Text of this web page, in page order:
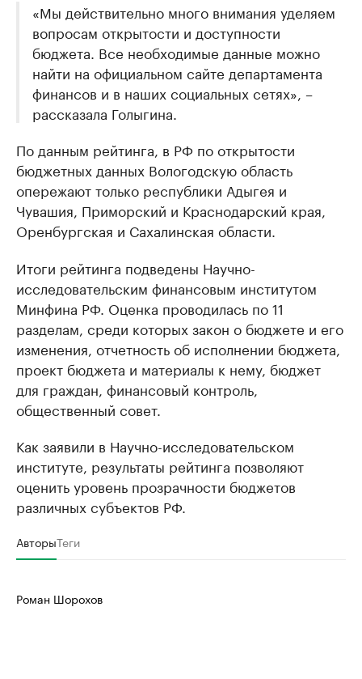
«Мы действительно много внимания уделяем
вопросам открытости и доступности
бюджета. Все необходимые данные можно
найти на официальном сайте департамента
финансов и в наших социальных сетях», –
рассказала Голыгина.
По данным рейтинга, в РФ по открытости
бюджетных данных Вологодскую область
опережают только республики Адыгея и
Чувашия, Приморский и Краснодарский края,
Оренбургская и Сахалинская области.
Итоги рейтинга подведены Научно-
исследовательским финансовым институтом
Минфина РФ. Оценка проводилась по 11
разделам, среди которых закон о бюджете и его
изменения, отчетность об исполнении бюджета,
проект бюджета и материалы к нему, бюджет
для граждан, финансовый контроль,
общественный совет.
Как заявили в Научно-исследовательском
институте, результаты рейтинга позволяют
оценить уровень прозрачности бюджетов
различных субъектов РФ.
АвторыТеги
Роман Шорохов